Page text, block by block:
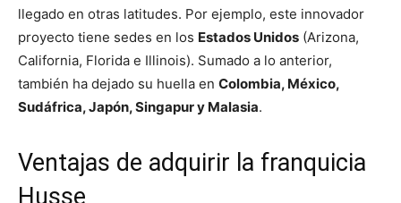
llegado en otras latitudes. Por ejemplo, este innovador
proyecto tiene sedes en los Estados Unidos (Arizona,
California, Florida e Illinois). Sumado a lo anterior,
también ha dejado su huella en Colombia, México,
Sudáfrica, Japón, Singapur y Malasia.
Ventajas de adquirir la franquicia
Husse